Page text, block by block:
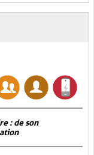
: de son